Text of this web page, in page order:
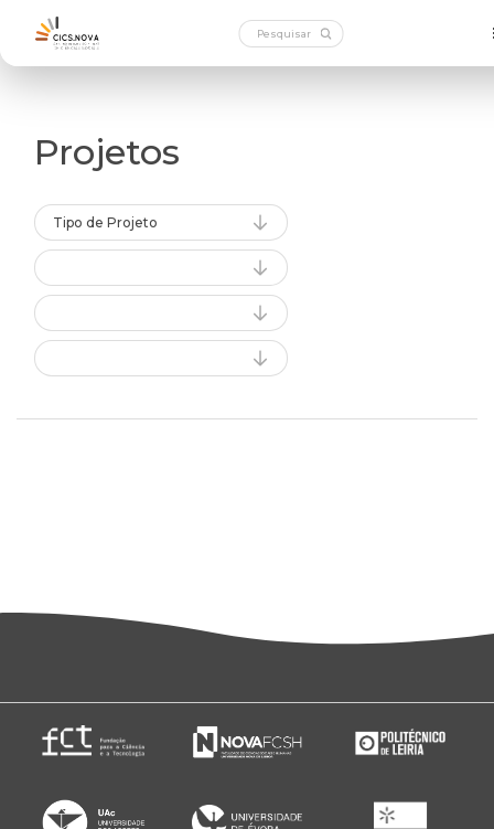
Projetos
Tipo de Projeto